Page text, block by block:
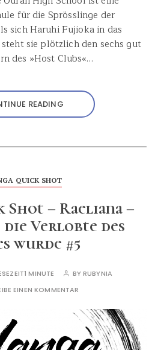
für die Sprösslinge der
sich Haruhi Fujioka in das
sie plötzlich den sechs gut
des »Host Clubs«…
READING
QUICK SHOT
Shot – Raeliana –
die Verlobte des
wurde #5
1 MINUTE BYRUBYNIA
EINEN KOMMENTAR